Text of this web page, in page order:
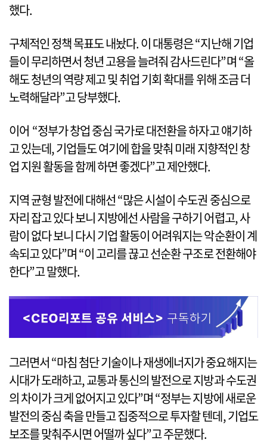
했다.
구체적인 정책 목표도 내놨다. 이 대통령은 “지난해 기업
들이 무리하면서 청년 고용을 늘려줘 감사드린다”며 “올
해도 청년의 역량 제고 및 취업 기회 확대를 위해 조금 더
노력해달라”고 당부했다.
이어 “정부가 창업 중심 국가로 대전환을 하자고 얘기하
고 있는데, 기업들도 여기에 합을 맞춰 미래 지향적인 창
업 지원 활동을 함께 하면 좋겠다”고 제안했다.
지역 균형 발전에 대해선 “많은 시설이 수도권 중심으로
자리 잡고 있다 보니 지방에선 사람을 구하기 어렵고, 사
람이 없다 보니 다시 기업 활동이 어려워지는 악순환이 계
속되고 있다”며 “이 고리를 끊고 선순환 구조로 전환해야
한다”고 말했다.
그러면서 “마침 첨단 기술이나 재생에너지가 중요해지는
시대가 도래하고, 교통과 통신의 발전으로 지방과 수도권
의 차이가 크게 없어지고 있다”며 “정부는 지방에 새로운
발전의 중심 축을 만들고 집중적으로 투자할 텐데, 기업도
보조를 맞춰주시면 어떨까 싶다”고 주문했다.